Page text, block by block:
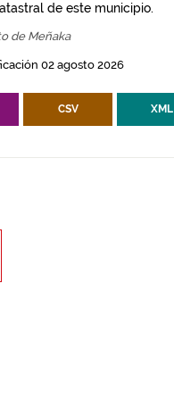
de este municipio.
de Meñaka
02 agosto 2026
CSV XML